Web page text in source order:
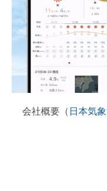
会社概要（ 日本気